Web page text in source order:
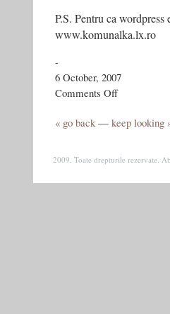
P.S. Pentru ca
www.komunalka.lx.ro
-
6 October, 2007
Comments Offon
de
« go back— keep looking
2009. Toate drepturile rezervate.